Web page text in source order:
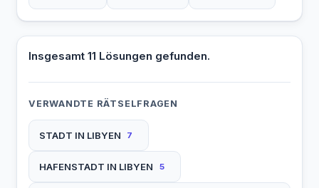
Insgesamt 11 Lösungen gefunden.
VERWANDTE RÄTSELFRAGEN
STADT IN LIBYEN 7
HAFENSTADT IN LIBYEN 5